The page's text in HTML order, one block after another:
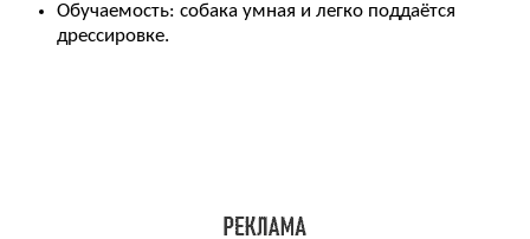
Обучаемость: собака умная и легко поддаётся
дрессировке.